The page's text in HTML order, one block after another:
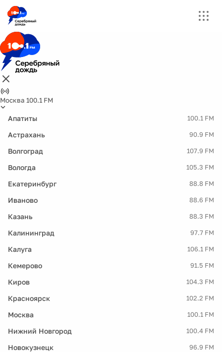
Москва 100.1 FM
Апатиты 100.1 FM
Астрахань 90.9 FM
Волгоград 107.9 FM
Вологда 105.3 FM
Екатеринбург 88.8 FM
Иваново 88.6 FM
Казань 88.3 FM
Калининград 97.7 FM
Калуга 106.1 FM
Кемерово 91.5 FM
Киров 104.3 FM
Красноярск 102.2 FM
Москва 100.1 FM
Нижний Новгород 100.4 FM
Новокузнецк 96.9 FM